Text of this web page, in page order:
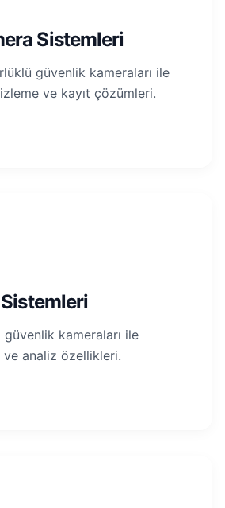
Sistemleri
güvenlik kameraları ile
ve kayıt çözümleri.
güvenlik kameraları ile
analiz özellikleri.